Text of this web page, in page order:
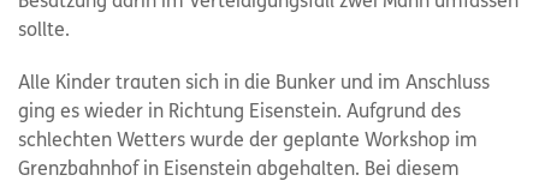
sollte.
Alle Kinder trauten sich in die Bunker und im Anschluss
ging es wieder in Richtung Eisenstein. Aufgrund des
schlechten Wetters wurde der geplante Workshop im
Grenzbahnhof in Eisenstein abgehalten. Bei diesem